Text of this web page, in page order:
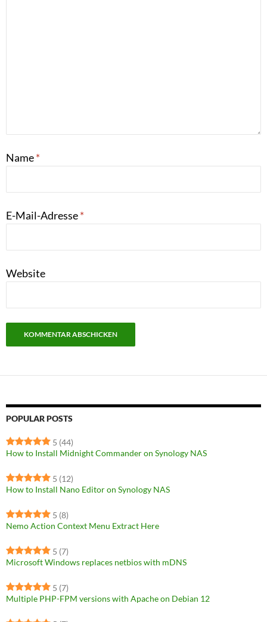
Name*
E-Mail-Adresse*
Website
POPULAR POSTS
5 (44)
How to Install Midnight Commander on Synology NAS
5 (12)
How to Install Nano Editor on Synology NAS
5 (8)
Nemo Action Context Menu Extract Here
5 (7)
Microsoft Windows replaces netbios with mDNS
5 (7)
Multiple PHP-FPM versions with Apache on Debian 12